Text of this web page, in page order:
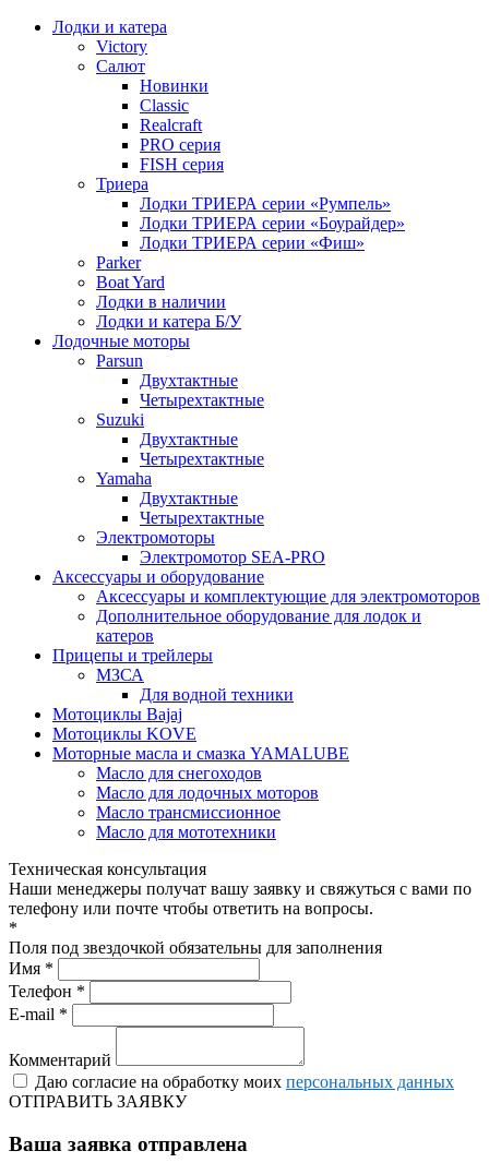
Лодки и катера
Victory
Салют
Новинки
Classic
Realcraft
PRO серия
FISH серия
Триера
Лодки ТРИЕРА серии «Румпель»
Лодки ТРИЕРА серии «Боурайдер»
Лодки ТРИЕРА серии «Фиш»
Parker
Boat Yard
Лодки в наличии
Лодки и катера Б/У
Лодочные моторы
Parsun
Двухтактные
Четырехтактные
Suzuki
Двухтактные
Четырехтактные
Yamaha
Двухтактные
Четырехтактные
Электромоторы
Электромотор SEA-PRO
Аксессуары и оборудование
Аксессуары и комплектующие для электромоторов
Дополнительное оборудование для лодок и
катеров
Прицепы и трейлеры
МЗСА
Для водной техники
Мотоциклы Bajaj
Мотоциклы KOVE
Моторные масла и смазка YAMALUBE
Масло для снегоходов
Масло для лодочных моторов
Масло трансмиссионное
Масло для мототехники
Техническая консультация
Наши менеджеры получат вашу заявку и свяжуться с вами по
телефону или почте чтобы ответить на вопросы.
*
Поля под звездочкой обязательны для заполнения
Имя *
Телефон *
E-mail *
Комментарий
Даю согласие на обработку моих персональных данных
ОТПРАВИТЬ ЗАЯВКУ
Ваша заявка отправлена